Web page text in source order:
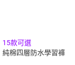
15款可選
純棉四層防水學習褲